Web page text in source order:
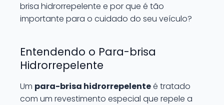
brisa hidrorrepelente e por que é tão
importante para o cuidado do seu veículo?
Entendendo o Para-brisa
Hidrorrepelente
Um para-brisa hidrorrepelenteé tratado
com um revestimento especial que repele a